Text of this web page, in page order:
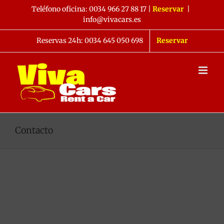
contenido
Teléfono oficina: 0034 966 27 88 17| Reservar
info@vivacars.es
Reservas 24h: 0034 645 050 698 Reservar
Contacto